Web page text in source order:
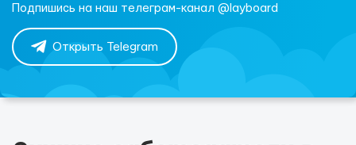
Подпишись на наш телеграм-канал @layboard
Открыть Telegram